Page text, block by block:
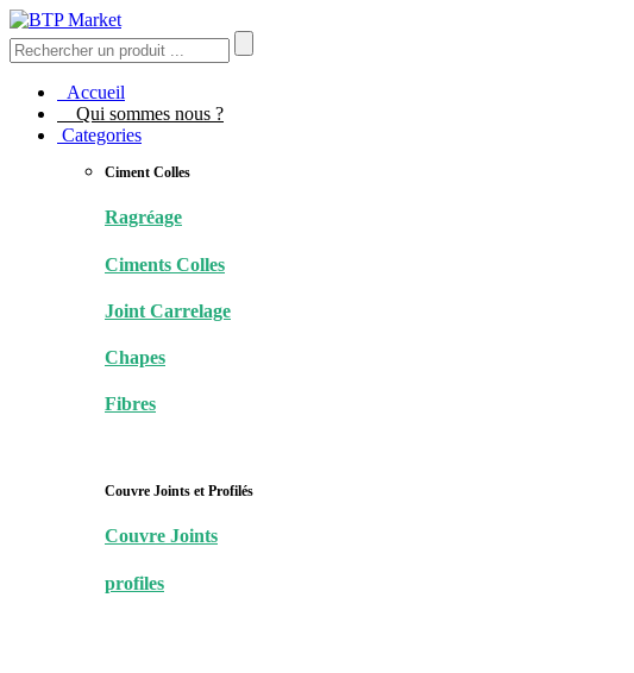
Accueil
Qui sommes nous ?
Categories
Ciment Colles
Ragréage
Ciments Colles
Joint Carrelage
Chapes
Fibres
Couvre Joints et Profilés
Couvre Joints
profiles